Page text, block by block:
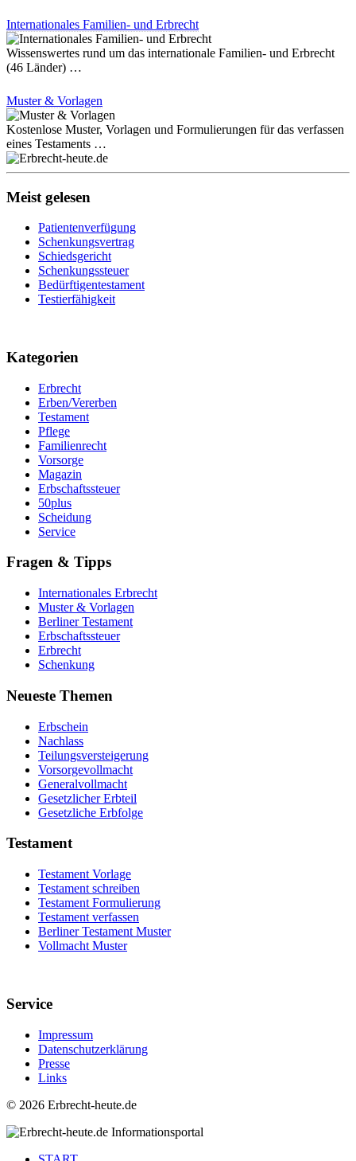
Internationales Familien- und Erbrecht
Wissenswertes rund um das internationale Familien- und Erbrecht
(46 Länder) …
Muster & Vorlagen
Kostenlose Muster, Vorlagen und Formulierungen für das verfassen
eines Testaments …
Meist gelesen
Patientenverfügung
Schenkungsvertrag
Schiedsgericht
Schenkungssteuer
Bedürftigentestament
Testierfähigkeit
Kategorien
Erbrecht
Erben/Vererben
Testament
Pflege
Familienrecht
Vorsorge
Magazin
Erbschaftssteuer
50plus
Scheidung
Service
Fragen & Tipps
Internationales Erbrecht
Muster & Vorlagen
Berliner Testament
Erbschaftssteuer
Erbrecht
Schenkung
Neueste Themen
Erbschein
Nachlass
Teilungsversteigerung
Vorsorgevollmacht
Generalvollmacht
Gesetzlicher Erbteil
Gesetzliche Erbfolge
Testament
Testament Vorlage
Testament schreiben
Testament Formulierung
Testament verfassen
Berliner Testament Muster
Vollmacht Muster
Service
Impressum
Datenschutzerklärung
Presse
Links
© 2026 Erbrecht-heute.de